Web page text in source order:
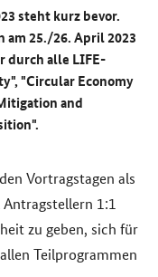
steht kurz bevor.
am 25./26. April 2023
durch alle LIFE-​
", "Circular Economy
and
".
Vor­trags­ta­gen als
1:1
zu geben, sich für
Teil­pro­gram­men